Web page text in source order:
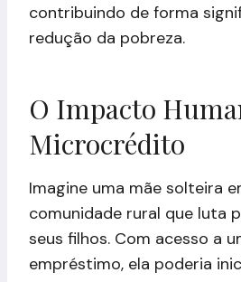
contribuindo de forma
redução da pobreza.
O Impacto
Microcrédito
Imagine uma mãe solteira
comunidade rural que luta
seus filhos. Com acesso a
empréstimo, ela poderia